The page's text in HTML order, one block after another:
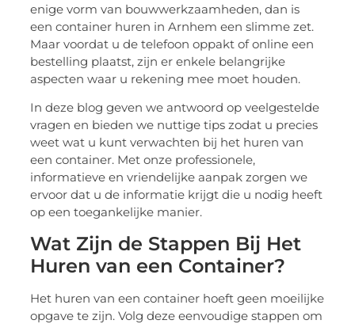
enige vorm van bouwwerkzaamheden, dan is
een container huren in Arnhem een slimme zet.
Maar voordat u de telefoon oppakt of online een
bestelling plaatst, zijn er enkele belangrijke
aspecten waar u rekening mee moet houden.
In deze blog geven we antwoord op veelgestelde
vragen en bieden we nuttige tips zodat u precies
weet wat u kunt verwachten bij het huren van
een container. Met onze professionele,
informatieve en vriendelijke aanpak zorgen we
ervoor dat u de informatie krijgt die u nodig heeft
op een toegankelijke manier.
Wat Zijn de Stappen Bij Het
Huren van een Container?
Het huren van een container hoeft geen moeilijke
opgave te zijn. Volg deze eenvoudige stappen om